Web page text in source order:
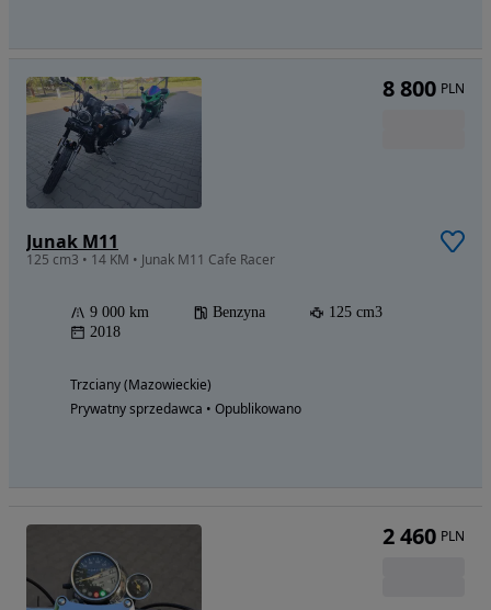
Junak M11
125 cm3 • 14 KM • Junak M11 Cafe Racer
9 000 km Benzyna
125 cm3
2018
Trzciany (Mazowieckie)
Prywatny sprzedawca • Opublikowano
8 800 PLN
2 460 PLN